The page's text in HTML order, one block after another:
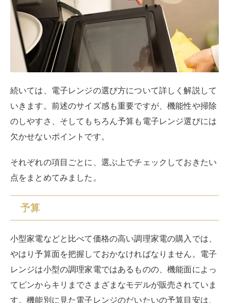
続いては、電子レンジの選び方について詳しく解説して
いきます。前述のサイズ感も重要ですが、機能性や掃除
のしやすさ、そしてもちろん予算も電子レンジ選びには
欠かせないポイントです。
それぞれの項目ごとに、選ぶ上でチェックしておきたい
点をまとめてみました。
予算
小型家電などと比べて価格の高い調理家電の購入では、
やはり予算面を把握しておかなければなりません。電子
レンジは小型の調理家電ではあるものの、機能面によっ
てピンからキリまでさまざまなモデルが販売されていま
す。機能別に見た電子レンジのだいたいの予算目安は、